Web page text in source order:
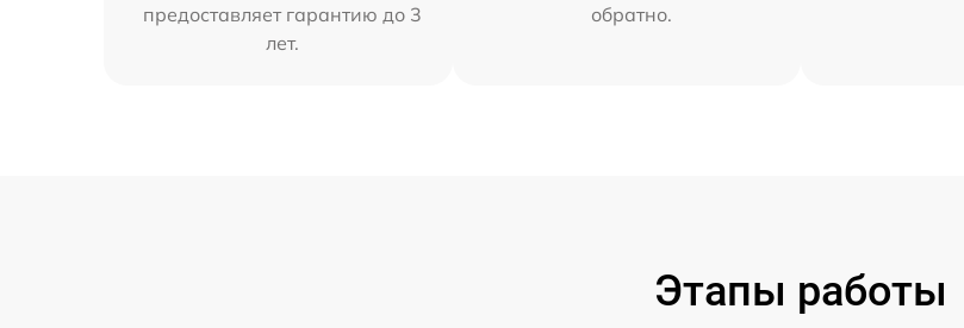
предоставляет гарантию до 3
лет.
обратно.
Этапы работы